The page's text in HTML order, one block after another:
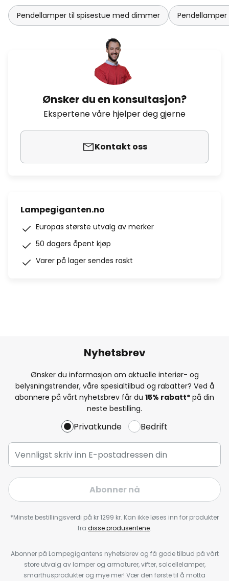
Pendellamper til spisestue med dimmer Pendellamper
Ønsker du en konsultasjon?
Ekspertene våre hjelper deg gjerne
Kontakt oss
Lampegiganten.no
Europas største utvalg av merker
50 dagers åpent kjøp
Varer på lager sendes raskt
Nyhetsbrev
Ønsker du informasjon om aktuelle interiør- og
belysningstrender, våre spesialtilbud og rabatter? Ved å
abonnere på vårt nyhetsbrev får du 15% rabatt* på din
neste bestilling.
Privatkunde Bedrift
Abonner nå
*Minste bestillingsverdi på kr 1299 kr. Kan ikke løses inn for produkter
fra disse produsentene.
Abonner på Lampegigantens nyhetsbrev og få gode tilbud på vårt
store utvalg av lamper og armaturer, vifter, solcellelamper,
smarthusprodukter og mye mer! Vær den første til å motta